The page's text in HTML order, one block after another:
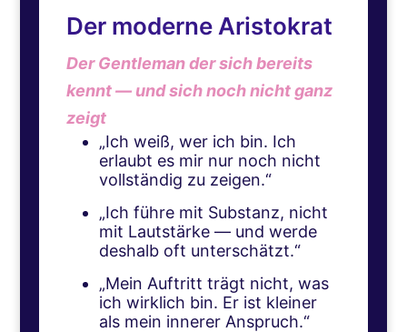
Der moderne Aristokrat
Der Gentleman der sich bereits
kennt — und sich noch nicht ganz
zeigt
„Ich weiß, wer ich bin. Ich
erlaubt es mir nur noch nicht
vollständig zu zeigen.“
„Ich führe mit Substanz, nicht
mit Lautstärke — und werde
deshalb oft unterschätzt.“
„Mein Auftritt trägt nicht, was
ich wirklich bin. Er ist kleiner
als mein innerer Anspruch.“